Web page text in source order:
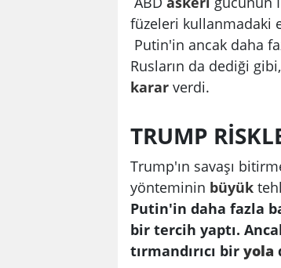
füzeleri kullanmadaki
Putin'in ancak daha
Rusların da dediği gibi,
karar verdi.
TRUMP
Trump'ın savaşı
yönteminin büyük
Putin'in daha fazla
bir tercih yaptı.
tırmandırıcı bir yola